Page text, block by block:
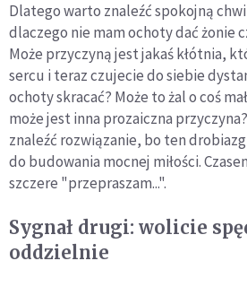
Dlatego warto znaleźć spokojną
dlaczego nie mam ochoty dać żonie
Może przyczyną jest jakaś kłótnia,
sercu i teraz czujecie do siebie
ochoty skracać? Może to żal o coś
może jest inna prozaiczna
znaleźć rozwiązanie, bo ten
do budowania mocnej miłości.
szczere "przepraszam...".
Sygnał drugi: wolicie
oddzielnie